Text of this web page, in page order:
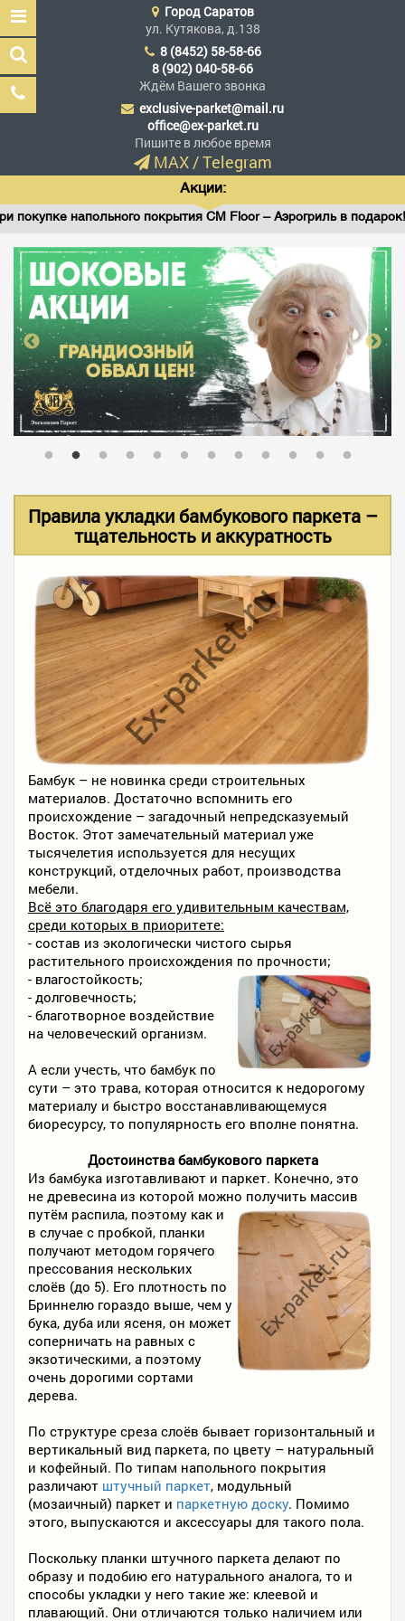
Эксклюзив Паркет
Мы сделали эксклюзив
доступным
ГЛАВНАЯ
АССОРТИМЕНТ
В НАЛИЧИИ
АКЦИИ
ФОТО РАБОТ
КОНТАКТЫ
ПОЛЕЗНОЕ
ГородСаратов
ул. Кутякова, д.138
8 (8452) 58-58-66
8 (902) 040-58-66
Ждём Вашего звонка
exclusive-parket@mail.ru
office@ex-parket.ru
Пишите в любое время
MAX/Telegram
Акции:
напольного покрытия CM Floor – Аэрогриль в подарок!
Правила укладки бамбукового паркета –
тщательность и аккуратность
Бамбук – не новинка среди строительных
материалов. Достаточно вспомнить его
происхождение – загадочный непредсказуемый
Восток. Этот замечательный материал уже
тысячелетия используется для несущих
конструкций, отделочных работ, производства
мебели.
Всё это благодаря его удивительным качествам,
среди которых в приоритете:
- состав из экологически чистого сырья
растительного происхождения по прочности;
- влагостойкость;
- долговечность;
- благотворное воздействие
на человеческий организм.
А если учесть, что бамбук по
сути – это трава, которая относится к недорогому
материалу и быстро восстанавливающемуся
биоресурсу, то популярность его вполне понятна.
Достоинства бамбукового паркета
Из бамбука изготавливают и паркет. Конечно, это
не древесина из которой можно получить массив
путём распила, поэтому как и
в случае с пробкой, планки
получают методом горячего
прессования нескольких
слоёв (до 5). Его плотность по
Бриннелю гораздо выше, чем у
бука, дуба или ясеня, он может
соперничать на равных с
экзотическими, а поэтому
очень дорогими сортами
дерева.
По структуре среза слоёв бывает горизонтальный и
вертикальный вид паркета, по цвету – натуральный
и кофейный. По типам напольного покрытия
различают штучный паркет, модульный
(мозаичный) паркет и паркетную доску. Помимо
этого, выпускаются и аксессуары для такого пола.
Поскольку планки штучного паркета делают по
образу и подобию его натурального аналога, то и
способы укладки у него такие же: клеевой и
плавающий. Они отличаются только наличием или